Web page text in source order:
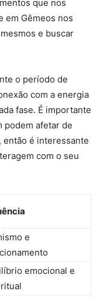
que nos
em Gêmeos nos
e buscar
o período de
com a energia
fase. É importante
podem afetar de
então é interessante
com o seu
e
emocional e